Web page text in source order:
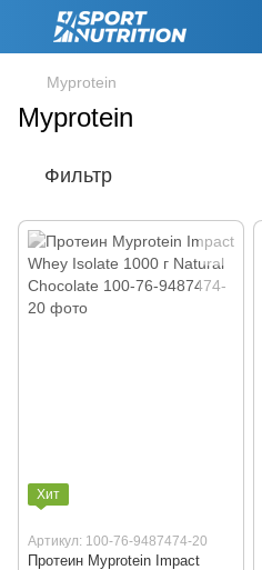
Myprotein
Myprotein
Фильтр
Хит
Артикул: 100-76-9487474-20
Протеин Myprotein Impact